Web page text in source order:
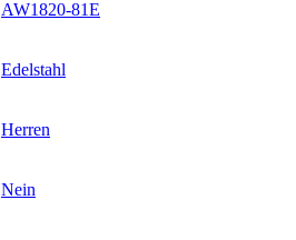
AW1820-81E
Edelstahl
Herren
Nein